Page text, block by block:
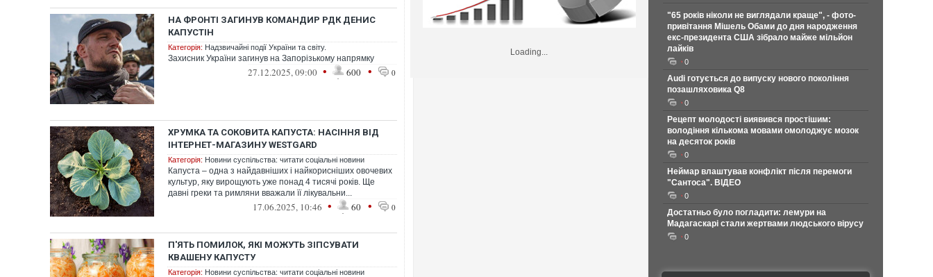
НА ФРОНТІ ЗАГИНУВ КОМАНДИР РДК ДЕНИС
КАПУСТІН
Категорія: Надзвичайні події України та світу.
Захисник України загинув на Запорізькому напрямку
27.12.2025, 09:00 • 600 • 0
ХРУМКА ТА СОКОВИТА КАПУСТА: НАСІННЯ ВІД
ІНТЕРНЕТ-МАГАЗИНУ WESTGARD
Категорія: Новини суспільства: читати соціальні новини
Капуста – одна з найдавніших і найкорисніших овочевих
культур, яку вирощують уже понад 4 тисячі років. Ще
давні греки та римляни вважали її лікувальни...
17.06.2025, 10:46 • 60 • 0
П'ЯТЬ ПОМИЛОК, ЯКІ МОЖУТЬ ЗІПСУВАТИ
КВАШЕНУ КАПУСТУ
Категорія: Новини суспільства: читати соціальні новини
Loading...
"65 років ніколи не виглядали краще", - фото-
привітання Мішель Обами до дня народження
екс-президента США зібрало майже мільйон
лайків
0
Audi готується до випуску нового покоління
позашляховика Q8
0
Рецепт молодості виявився простішим:
володіння кількома мовами омолоджує мозок
на десяток років
0
Неймар влаштував конфлікт після перемоги
"Сантоса". ВІДЕО
0
Достатньо було погладити: лемури на
Мадагаскарі стали жертвами людського вірусу
0